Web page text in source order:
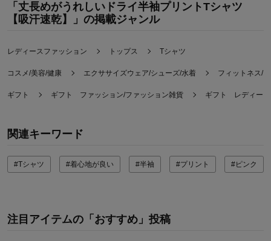
「丈長めがうれしいドライ半袖プリントTシャツ
【吸汗速乾】」の掲載ジャンル
レディースファッション トップス Tシャツ
コスメ/美容/健康 エクササイズウェア/シューズ/水着 フィットネス/
ギフト ギフト ファッション/ファッション雑貨 ギフト レディース
関連キーワード
#Tシャツ #着心地が良い #半袖 #プリント #ピンク
注目アイテムの「おすすめ」投稿